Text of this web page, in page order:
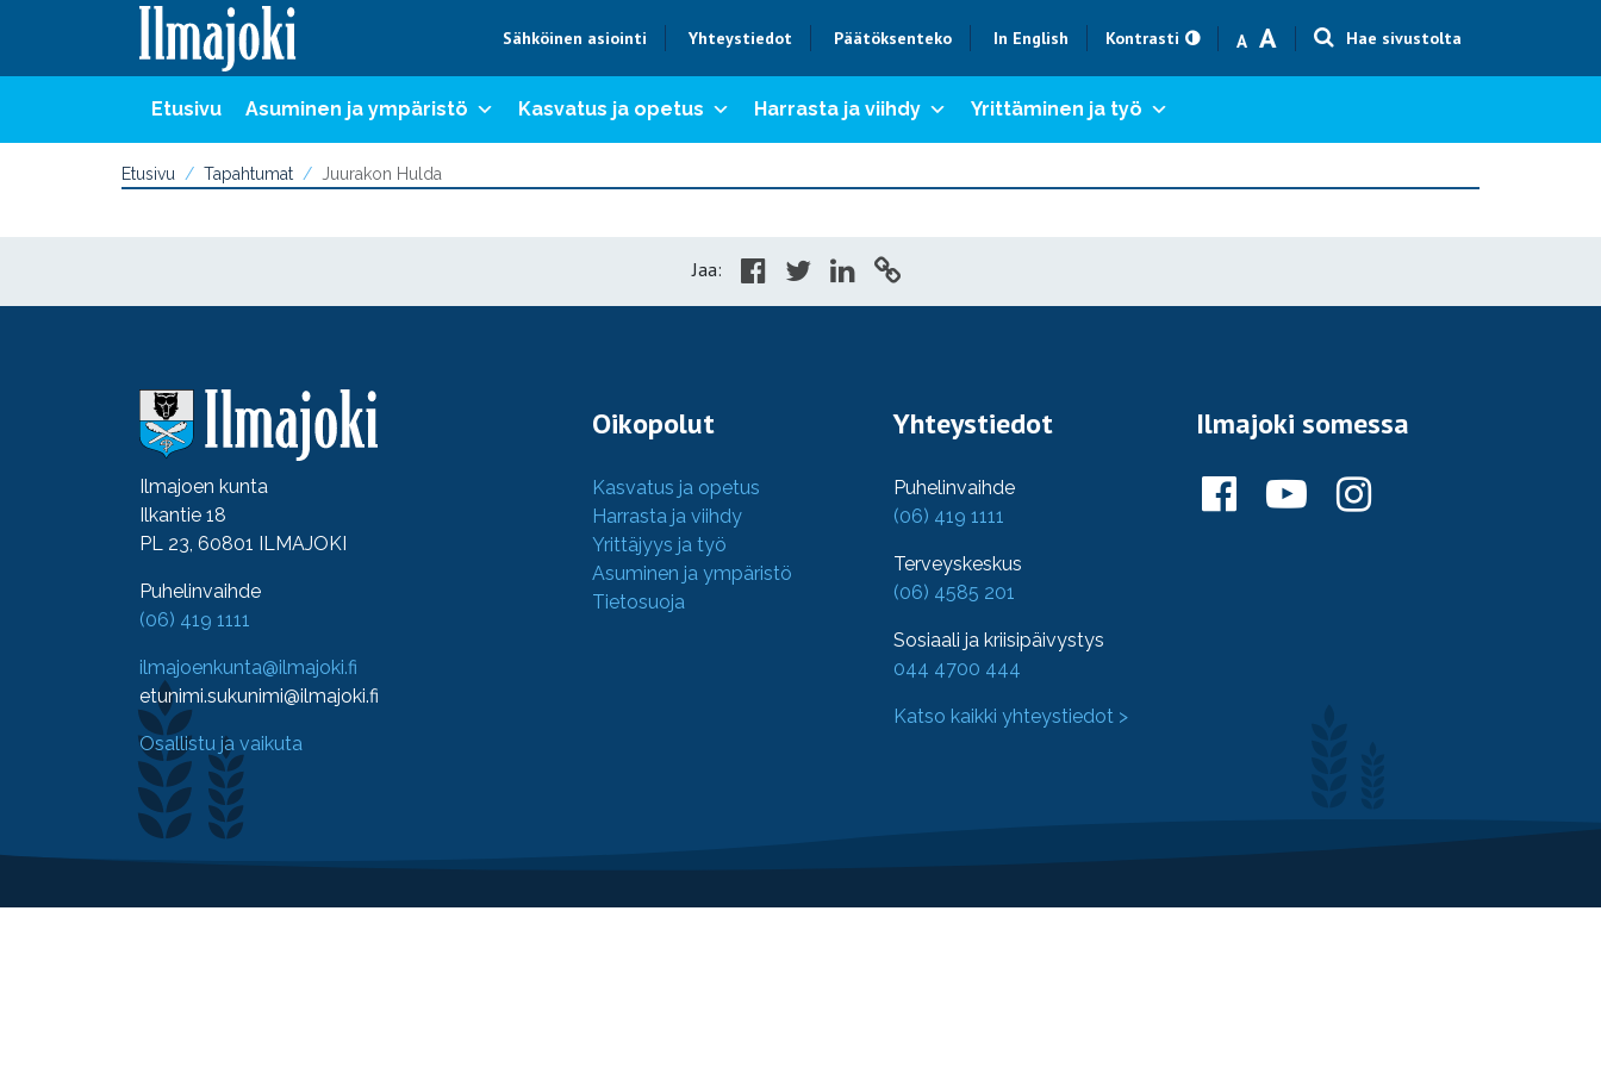
Sähköinen asiointi Yhteystiedot Päätöksenteko In English Kontrasti A
Text size smaller
AText size bigger
Hae sivustolta
Etusivu Asuminen ja ympäristö Kasvatus ja opetus Harrasta ja viihdy Yrittäminen ja työ
Etusivu Tapahtumat Juurakon Hulda
Jaa:
Ilmajoen kunta
Ilkantie 18
PL 23, 60801 ILMAJOKI
Puhelinvaihde
(06) 419 1111
ilmajoenkunta@ilmajoki.fi
etunimi.sukunimi@ilmajoki.fi
Osallistu ja vaikuta
Oikopolut
Kasvatus ja opetus
Harrasta ja viihdy
Yrittäjyys ja työ
Asuminen ja ympäristö
Tietosuoja
Yhteystiedot
Puhelinvaihde
(06) 419 1111
Terveyskeskus
(06) 4585 201
Sosiaali ja kriisipäivystys
044 4700 444
Katso kaikki yhteystiedot >
Ilmajoki somessa